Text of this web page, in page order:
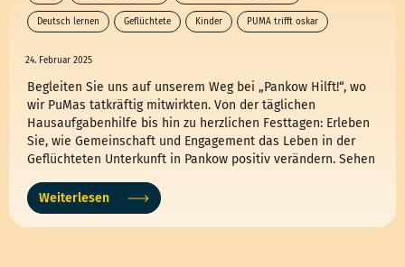
Deutsch lernen Geflüchtete Kinder PUMA trifft oskar
24. Februar 2025
Begleiten Sie uns auf unserem Weg bei „Pankow Hilft!“, wo
wir PuMas tatkräftig mitwirkten. Von der täglichen
Hausaufgabenhilfe bis hin zu herzlichen Festtagen: Erleben
Sie, wie Gemeinschaft und Engagement das Leben in der
Geflüchteten Unterkunft in Pankow positiv verändern. Sehen
Kindern und Jugendlichen Chancen zum Wachsen geboten
werden. Machen Sie mit und erfahren Sie, wie auch Sie ein
Teil dieser bewegenden Unterstützungskreise werden
Weiterlesen